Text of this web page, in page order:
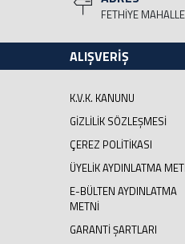
FETHİYE
ALIŞVERİŞ
K.V.K. KANUNU
GIZLILIK SÖZLEŞMESI
ÇEREZ POLITIKASI
ÜYELIK AYDINLATMA
E-BÜLTEN AYDINLATMA
METNI
GARANTI ŞARTLARI